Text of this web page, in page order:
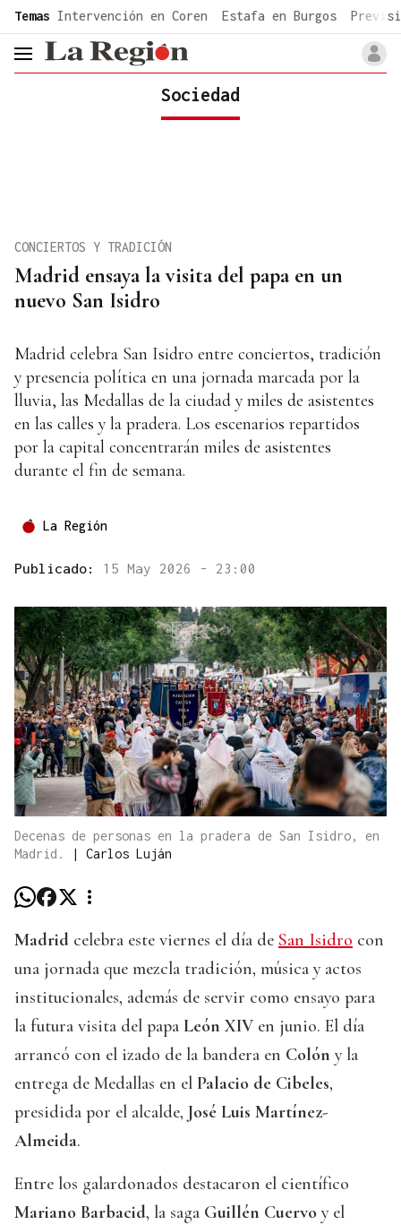
common.go-to-content
Temas Intervención en Coren Estafa en Burgos
header.menu.open
Sociedad
Madrid ensaya la visita del papa en un
nuevo San Isidro
CONCIERTOS Y TRADICIÓN
Madrid celebra San Isidro entre conciertos, tradición
y presencia política en una jornada marcada por la
lluvia, las Medallas de la ciudad y miles de asistentes
en las calles y la pradera. Los escenarios repartidos
por la capital concentrarán miles de asistentes
durante el fin de semana.
La Región
Publicado: 15 May 2026 - 23:00
Decenas de personas en la pradera de San Isidro, en
Madrid.
| Carlos Luján
Madrid celebra este viernes el día de San Isidro con
una jornada que mezcla tradición, música y actos
institucionales, además de servir como ensayo para
la futura visita del papa León XIV en junio. El día
arrancó con el izado de la bandera en Colón y la
entrega de Medallas en el Palacio de Cibeles,
presidida por el alcalde, José Luis Martínez-
Almeida.
Entre los galardonados destacaron el científico
Mariano Barbacid, la saga Guillén Cuervo y el